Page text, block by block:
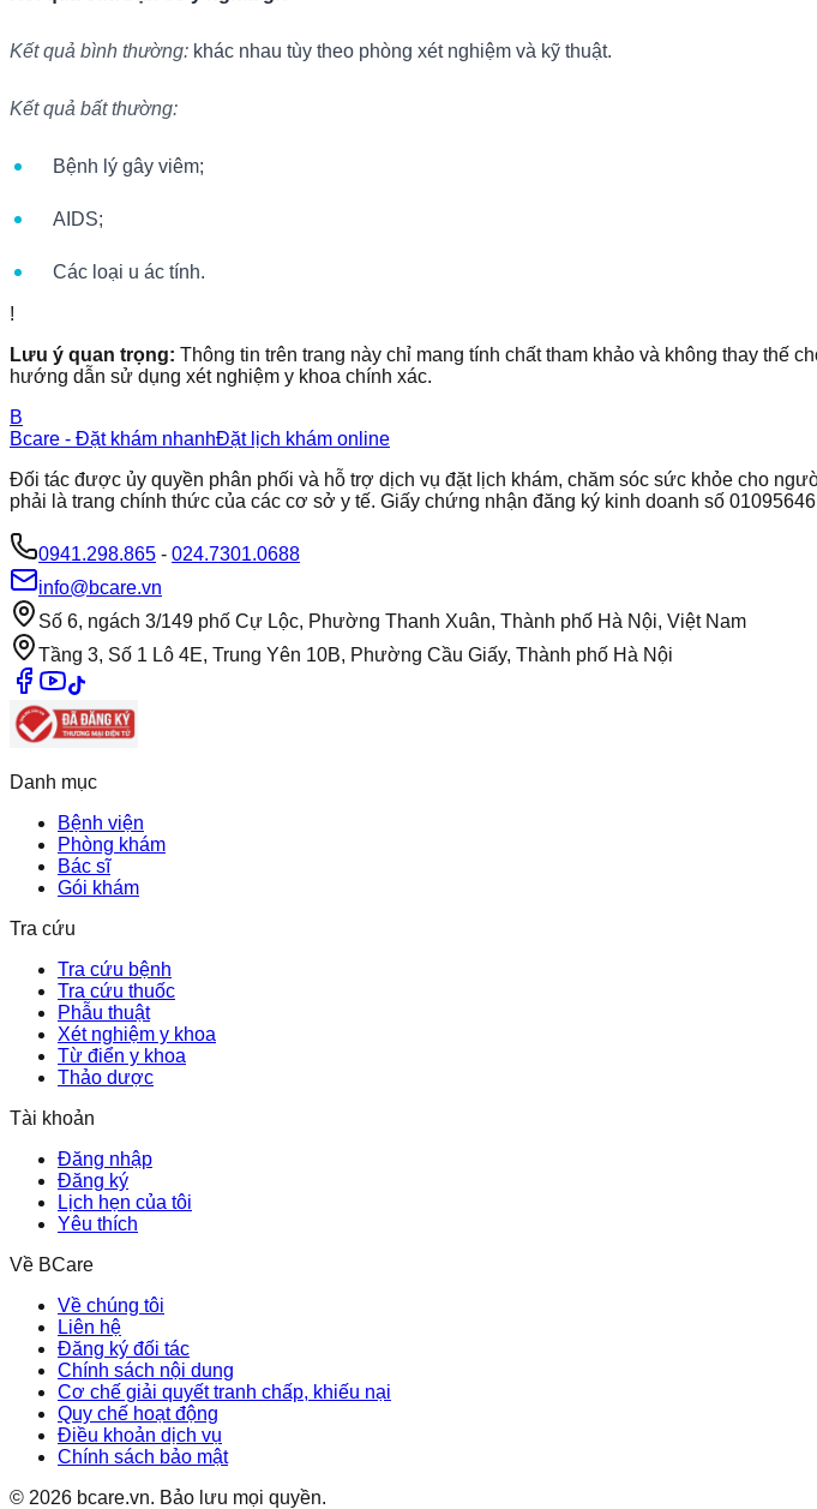
Kết quả bình thường: khác nhau tùy theo phòng xét nghiệm và kỹ thuật.
Kết quả bất thường:
Bệnh lý gây viêm;
AIDS;
Các loại u ác tính.
!
Lưu ý quan trọng: Thông tin trên trang này chỉ mang tính chất tham khảo và không thay thế
hướng dẫn sử dụng xét nghiệm y khoa chính xác.
B
Bcare - Đặt khám nhanhĐặt lịch khám online
Đối tác được ủy quyền phân phối và hỗ trợ dịch vụ đặt lịch khám, chăm sóc sức khỏe cho
phải là trang chính thức của các cơ sở y tế. Giấy chứng nhận đăng ký kinh doanh số
0941.298.865 - 024.7301.0688
info@bcare.vn
Số 6, ngách 3/149 phố Cự Lộc, Phường Thanh Xuân, Thành phố Hà Nội, Việt Nam
Tầng 3, Số 1 Lô 4E, Trung Yên 10B, Phường Cầu Giấy, Thành phố Hà Nội
Danh mục
Bệnh viện
Phòng khám
Bác sĩ
Gói khám
Tra cứu
Tra cứu bệnh
Tra cứu thuốc
Phẫu thuật
Xét nghiệm y khoa
Từ điển y khoa
Thảo dược
Tài khoản
Đăng nhập
Đăng ký
Lịch hẹn của tôi
Yêu thích
Về BCare
Về chúng tôi
Liên hệ
Đăng ký đối tác
Chính sách nội dung
Cơ chế giải quyết tranh chấp, khiếu nại
Quy chế hoạt động
Điều khoản dịch vụ
Chính sách bảo mật
© 2026 bcare.vn. Bảo lưu mọi quyền.